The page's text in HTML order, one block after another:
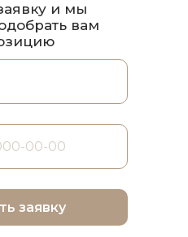
заявку
и мы
вам